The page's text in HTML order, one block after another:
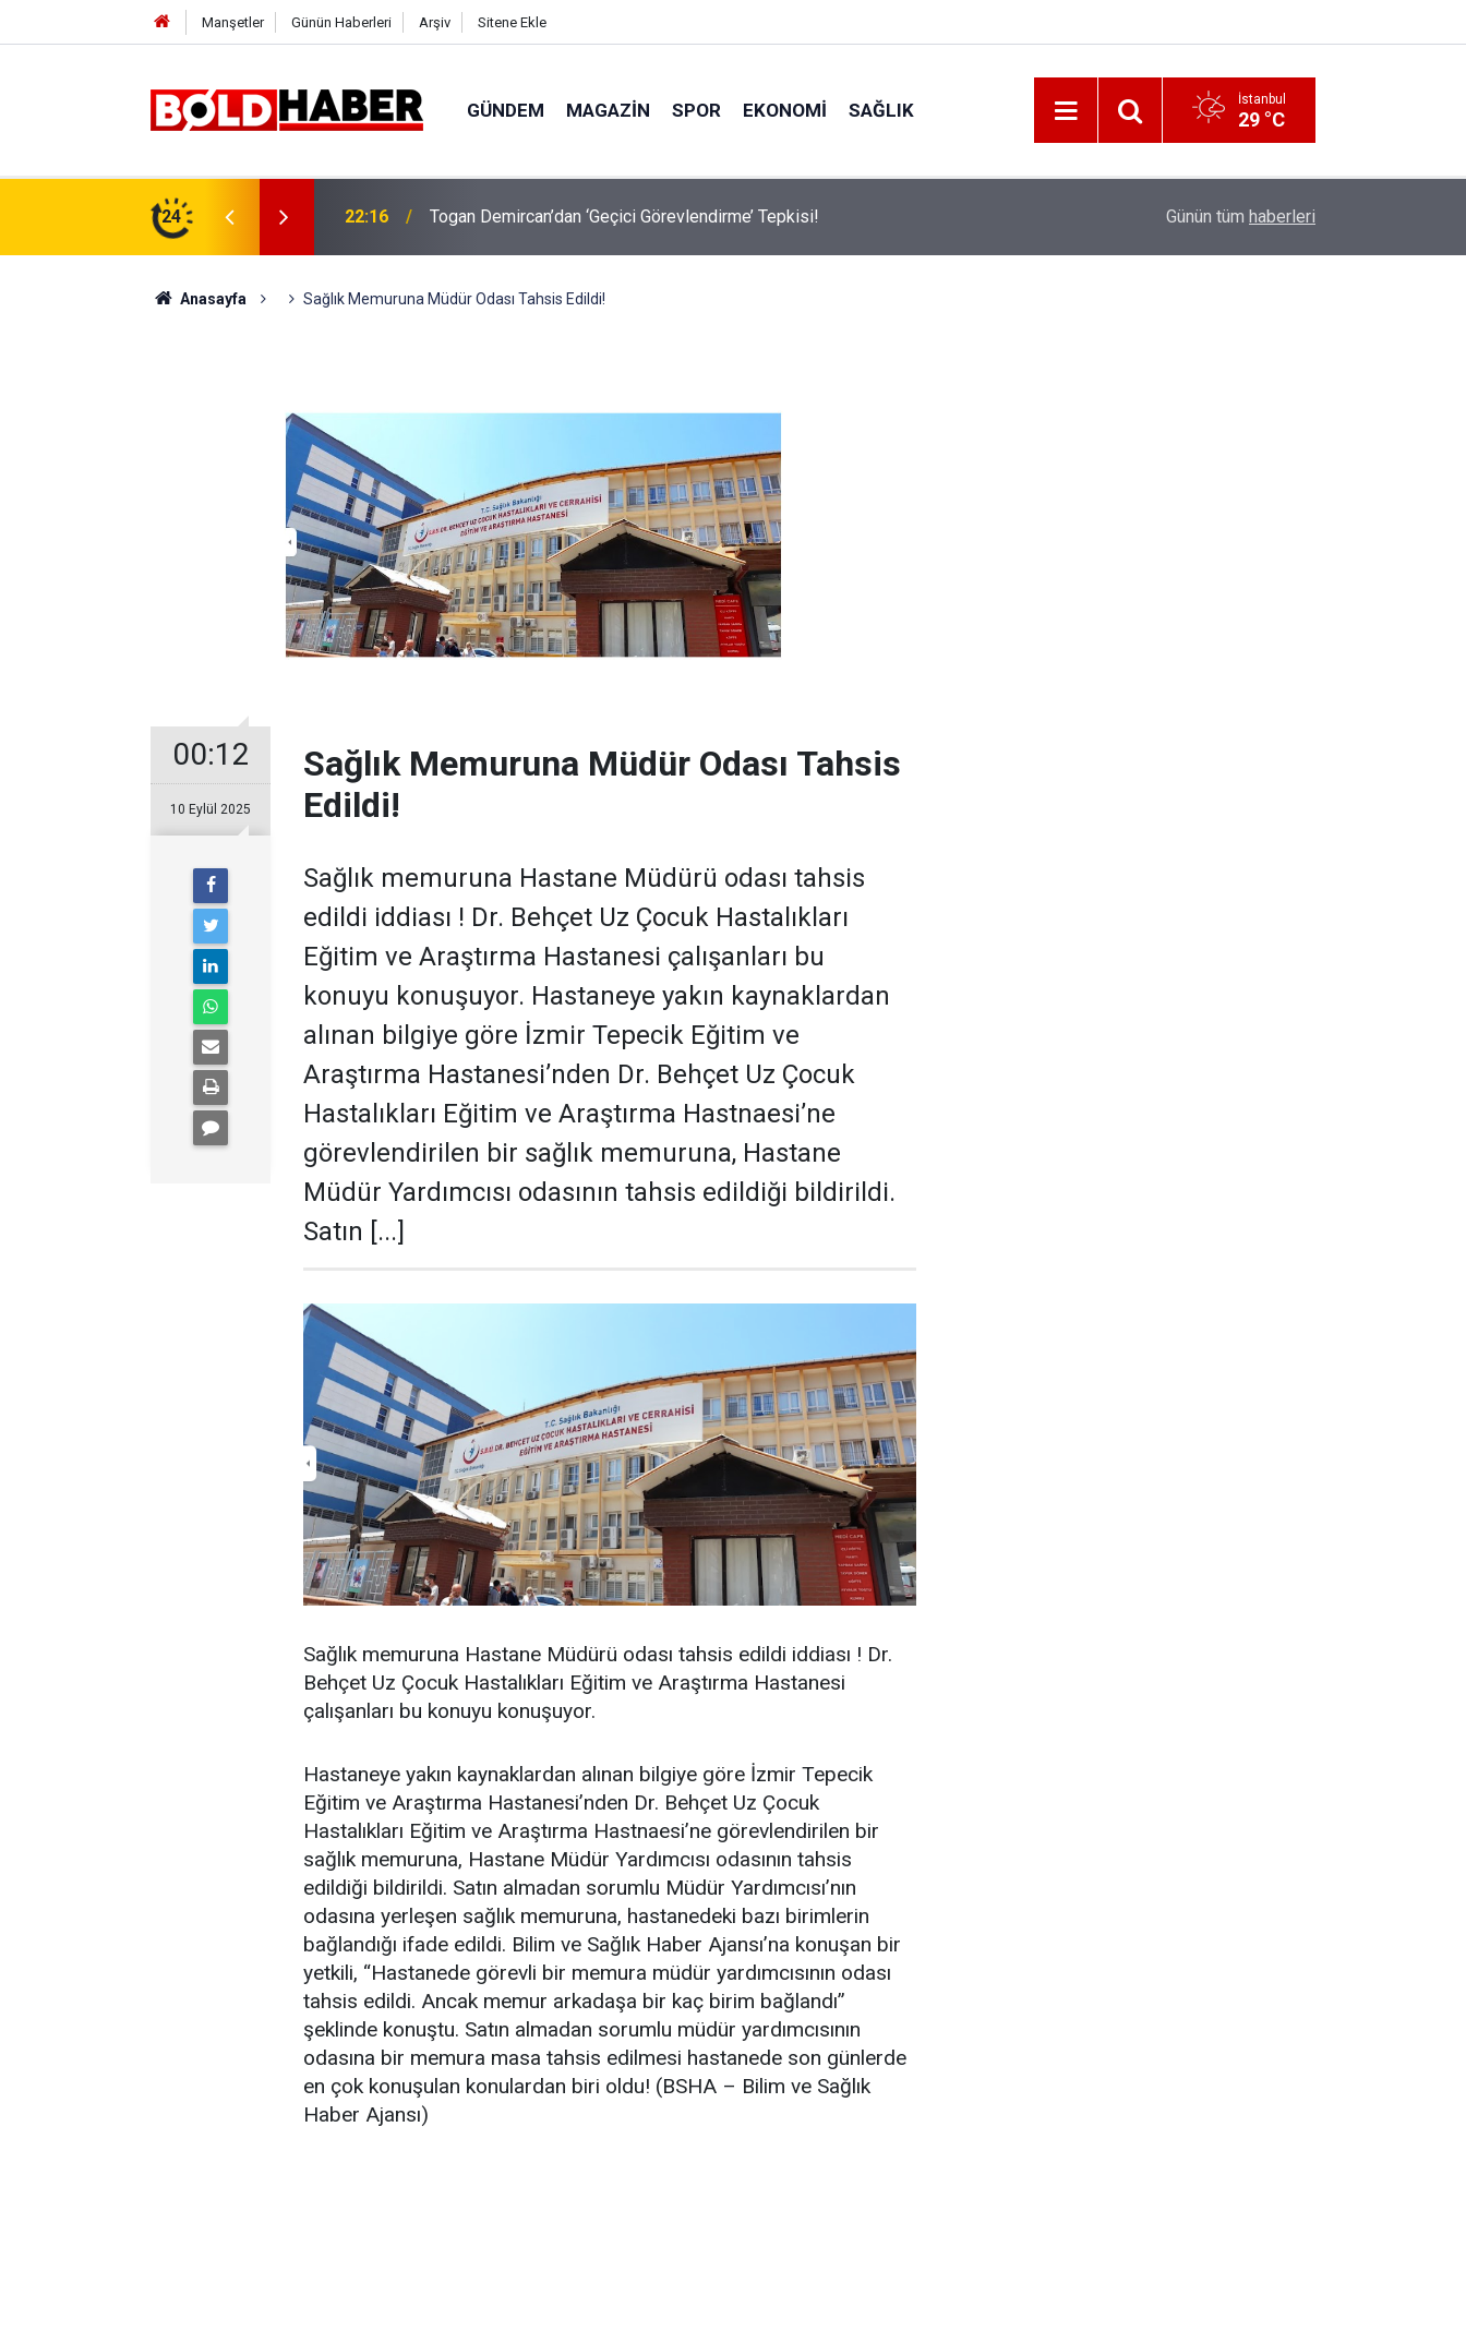
Manşetler Günün Haberleri Arşiv Sitene Ekle
GÜNDEM MAGAZIN SPOR EKONOMI SAĞLIK İstanbul
29 °C
24 19:32 Sıcak Havalarda Ödem Şikayetini Hafife Almayın! İzmir 112’de Kan Donduran İddialar!
Günün tüm haberleri
Anasayfa Sağlık Memuruna Müdür Odası Tahsis Edildi!
00:12
10 Eylül 2025
Sağlık Memuruna Müdür Odası Tahsis
Edildi!
Sağlık memuruna Hastane Müdürü odası tahsis
edildi iddiası ! Dr. Behçet Uz Çocuk Hastalıkları
Eğitim ve Araştırma Hastanesi çalışanları bu
konuyu konuşuyor. Hastaneye yakın kaynaklardan
alınan bilgiye göre İzmir Tepecik Eğitim ve
Araştırma Hastanesi’nden Dr. Behçet Uz Çocuk
Hastalıkları Eğitim ve Araştırma Hastnaesi’ne
görevlendirilen bir sağlık memuruna, Hastane
Müdür Yardımcısı odasının tahsis edildiği bildirildi.
Satın [...]
Sağlık memuruna Hastane Müdürü odası tahsis edildi iddiası ! Dr.
Behçet Uz Çocuk Hastalıkları Eğitim ve Araştırma Hastanesi
çalışanları bu konuyu konuşuyor.
Hastaneye yakın kaynaklardan alınan bilgiye göre İzmir Tepecik
Eğitim ve Araştırma Hastanesi’nden Dr. Behçet Uz Çocuk
Hastalıkları Eğitim ve Araştırma Hastnaesi’ne görevlendirilen bir
sağlık memuruna, Hastane Müdür Yardımcısı odasının tahsis
edildiği bildirildi. Satın almadan sorumlu Müdür Yardımcısı’nın
odasına yerleşen sağlık memuruna, hastanedeki bazı birimlerin
bağlandığı ifade edildi. Bilim ve Sağlık Haber Ajansı’na konuşan bir
yetkili, “Hastanede görevli bir memura müdür yardımcısının odası
tahsis edildi. Ancak memur arkadaşa bir kaç birim bağlandı”
şeklinde konuştu. Satın almadan sorumlu müdür yardımcısının
odasına bir memura masa tahsis edilmesi hastanede son günlerde
en çok konuşulan konulardan biri oldu! (BSHA – Bilim ve Sağlık
Haber Ajansı)